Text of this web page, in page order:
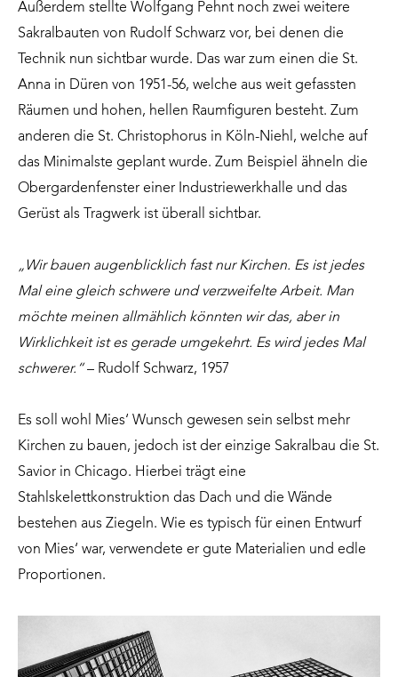
Außerdem stellte Wolfgang Pehnt noch zwei weitere
Sakralbauten von Rudolf Schwarz vor, bei denen die
Technik nun sichtbar wurde. Das war zum einen die St.
Anna in Düren von 1951-56, welche aus weit gefassten
Räumen und hohen, hellen Raumfiguren besteht. Zum
anderen die St. Christophorus in Köln-Niehl, welche auf
das Minimalste geplant wurde. Zum Beispiel ähneln die
Obergardenfenster einer Industriewerkhalle und das
Gerüst als Tragwerk ist überall sichtbar.
„Wir bauen augenblicklich fast nur Kirchen. Es ist jedes
Mal eine gleich schwere und verzweifelte Arbeit. Man
möchte meinen allmählich könnten wir das, aber in
Wirklichkeit ist es gerade umgekehrt. Es wird jedes Mal
schwerer.“– Rudolf Schwarz, 1957
Es soll wohl Mies‘ Wunsch gewesen sein selbst mehr
Kirchen zu bauen, jedoch ist der einzige Sakralbau die St.
Savior in Chicago. Hierbei trägt eine
Stahlskelettkonstruktion das Dach und die Wände
bestehen aus Ziegeln. Wie es typisch für einen Entwurf
von Mies‘ war, verwendete er gute Materialien und edle
Proportionen.